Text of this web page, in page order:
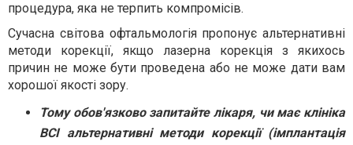
процедура, яка не терпить компромісів.
Сучасна світова офтальмологія пропонує альтернативні
методи корекції, якщо лазерна корекція з якихось
причин не може бути проведена або не може дати вам
хорошої якості зору.
Тому обов'язково запитайте лікаря, чи має клініка
ВСІ альтернативні методи корекції (імплантація